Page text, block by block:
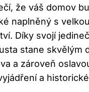
že váš domov
naplněný s
Díky svojí
stane skvělým
a zároveň
a